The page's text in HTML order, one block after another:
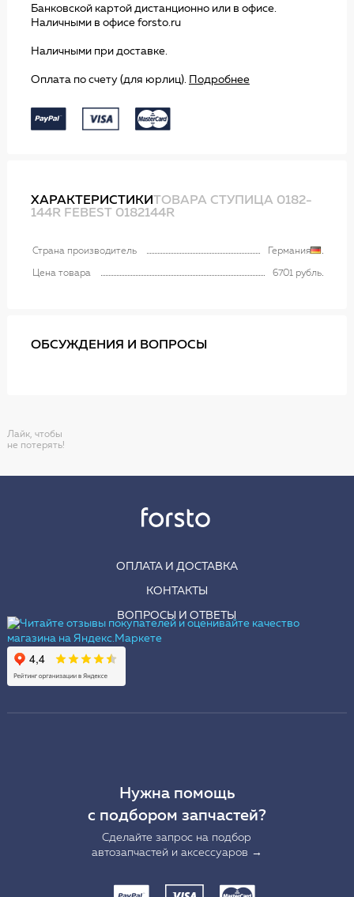
Банковской картой дистанционно или в офисе.
Наличными в офисе forsto.ru
Наличными при доставке.
Оплата по счету (для юрлиц). Подробнее
ХАРАКТЕРИСТИКИТОВАРА СТУПИЦА 0182-
144R FEBEST 0182144R
Страна производитель Германия
Цена товара 6701 рубль
ОБСУЖДЕНИЯ И ВОПРОСЫ
Лайк, чтобы
не потерять!
ОПЛАТА И ДОСТАВКА
КОНТАКТЫ
ВОПРОСЫ И ОТВЕТЫ
Нужна помощь
с подбором запчастей?
Сделайте запрос на подбор
автозапчастей и аксессуаров →